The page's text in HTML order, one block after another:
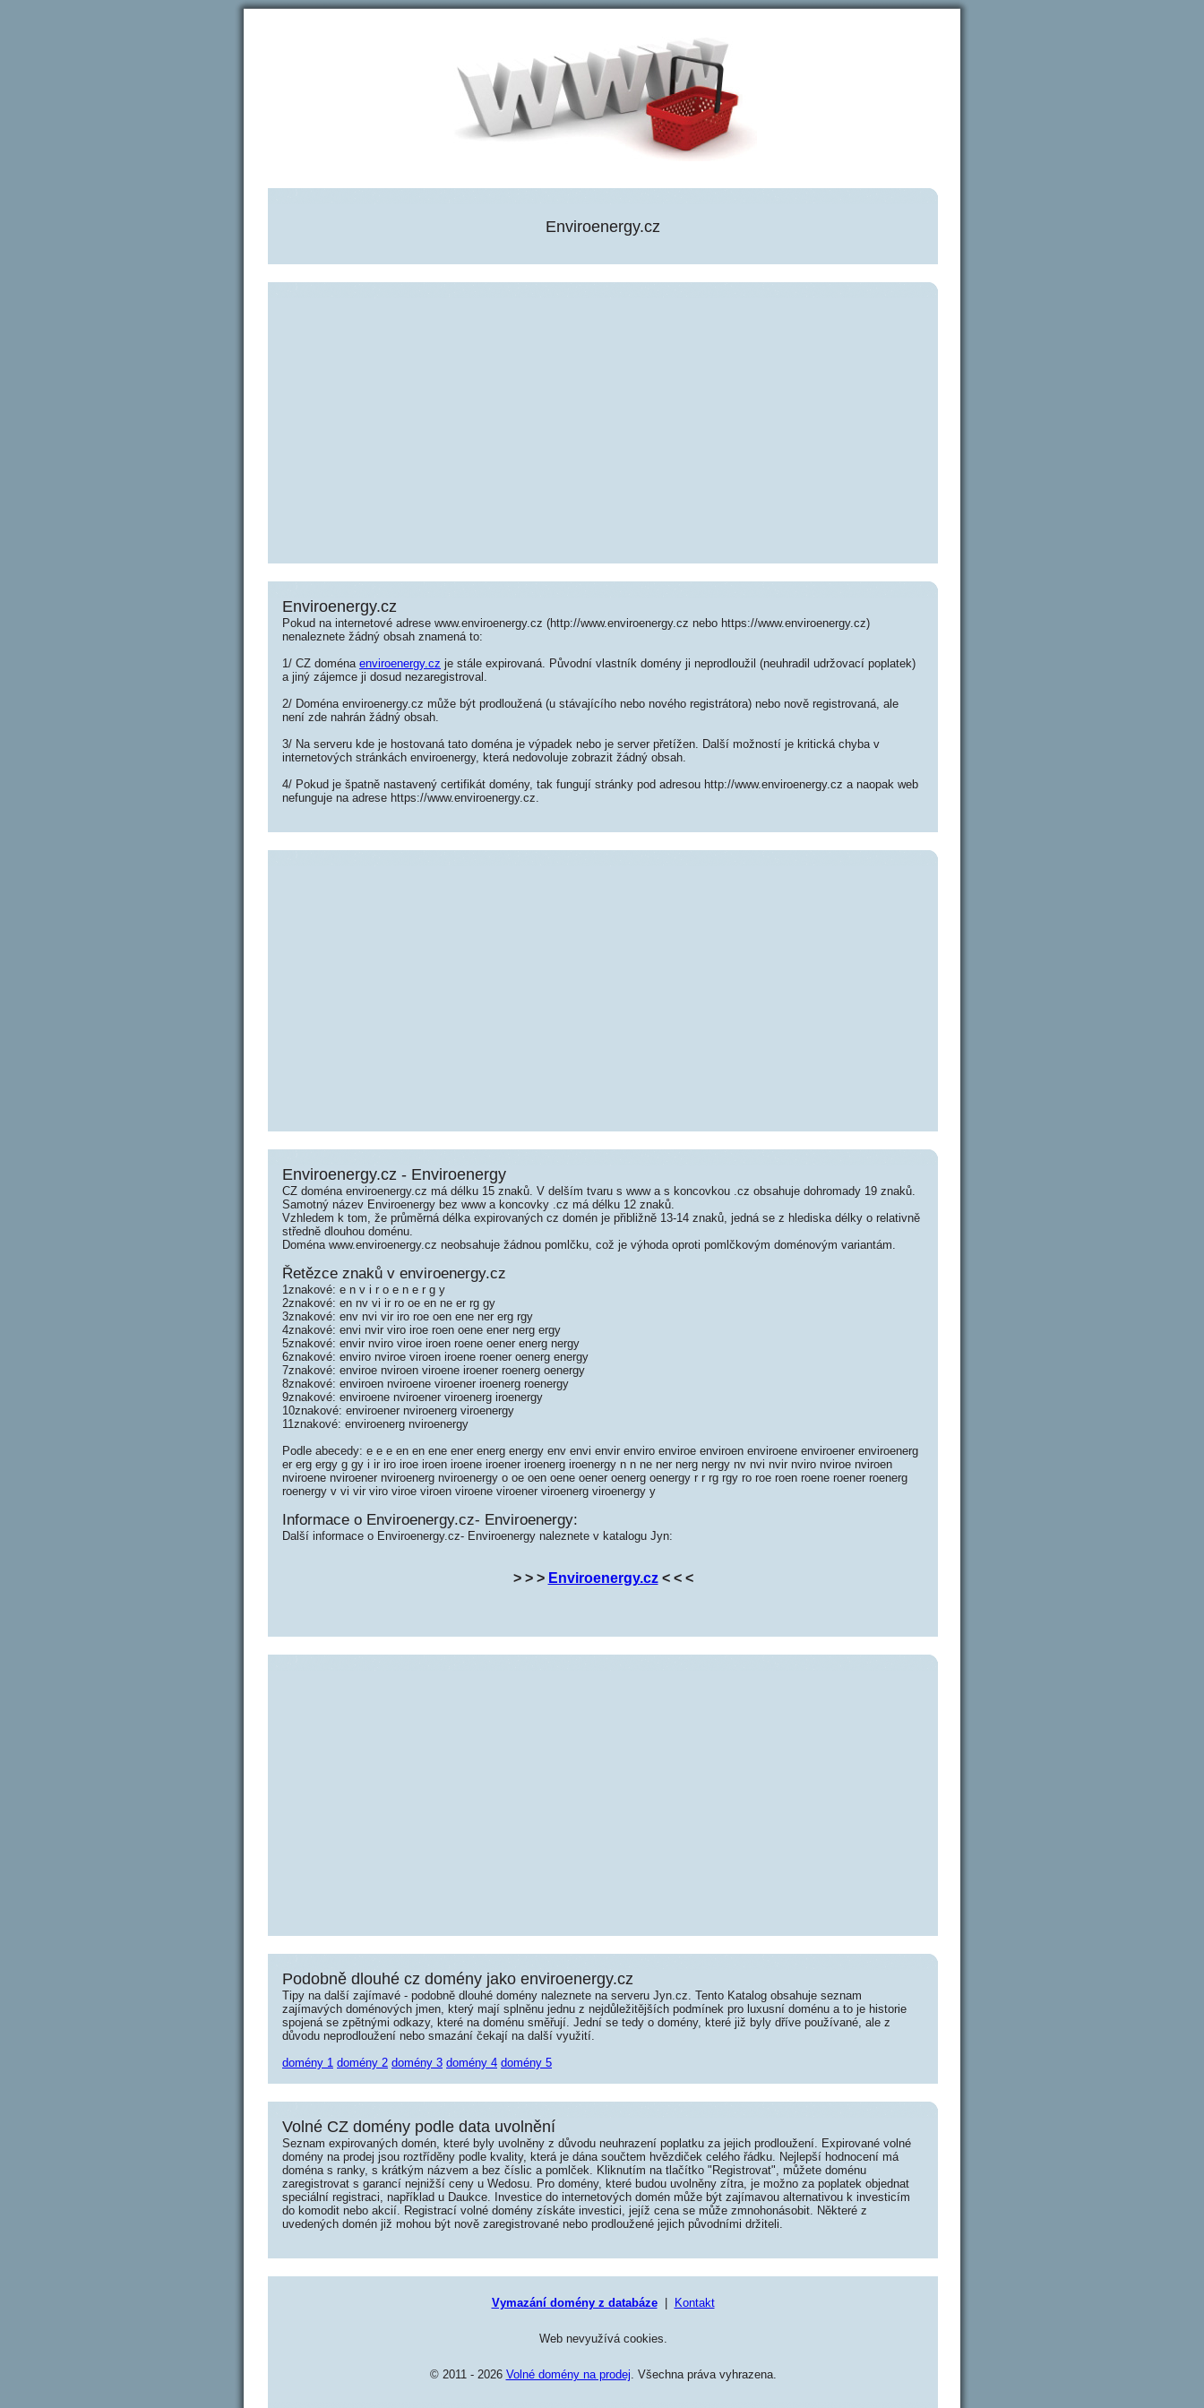
Enviroenergy.cz
Enviroenergy.cz
Pokud na internetové adrese www.enviroenergy.cz (http://www.enviroenergy.cz nebo https://www.enviroenergy.cz)
nenaleznete žádný obsah znamená to:
1/ CZ doména enviroenergy.cz je stále expirovaná. Původní vlastník domény ji neprodloužil (neuhradil udržovací poplatek)
a jiný zájemce ji dosud nezaregistroval.
2/ Doména enviroenergy.cz může být prodloužená (u stávajícího nebo nového registrátora) nebo nově registrovaná, ale
není zde nahrán žádný obsah.
3/ Na serveru kde je hostovaná tato doména je výpadek nebo je server přetížen. Další možností je kritická chyba v
internetových stránkách enviroenergy, která nedovoluje zobrazit žádný obsah.
4/ Pokud je špatně nastavený certifikát domény, tak fungují stránky pod adresou http://www.enviroenergy.cz a naopak web
nefunguje na adrese https://www.enviroenergy.cz.
Enviroenergy.cz - Enviroenergy
CZ doména enviroenergy.cz má délku 15 znaků. V delším tvaru s www a s koncovkou .cz obsahuje dohromady 19 znaků.
Samotný název Enviroenergy bez www a koncovky .cz má délku 12 znaků.
Vzhledem k tom, že průměrná délka expirovaných cz domén je přibližně 13-14 znaků, jedná se z hlediska délky o relativně
středně dlouhou doménu.
Doména www.enviroenergy.cz neobsahuje žádnou pomlčku, což je výhoda oproti pomlčkovým doménovým variantám.
Řetězce znaků v enviroenergy.cz
1znakové: e n v i r o e n e r g y
2znakové: en nv vi ir ro oe en ne er rg gy
3znakové: env nvi vir iro roe oen ene ner erg rgy
4znakové: envi nvir viro iroe roen oene ener nerg ergy
5znakové: envir nviro viroe iroen roene oener energ nergy
6znakové: enviro nviroe viroen iroene roener oenerg energy
7znakové: enviroe nviroen viroene iroener roenerg oenergy
8znakové: enviroen nviroene viroener iroenerg roenergy
9znakové: enviroene nviroener viroenerg iroenergy
10znakové: enviroener nviroenerg viroenergy
11znakové: enviroenerg nviroenergy
Podle abecedy: e e e en en ene ener energ energy env envi envir enviro enviroe enviroen enviroene enviroener enviroenerg
er erg ergy g gy i ir iro iroe iroen iroene iroener iroenerg iroenergy n n ne ner nerg nergy nv nvi nvir nviro nviroe nviroen
nviroene nviroener nviroenerg nviroenergy o oe oen oene oener oenerg oenergy r r rg rgy ro roe roen roene roener roenerg
roenergy v vi vir viro viroe viroen viroene viroener viroenerg viroenergy y
Informace o Enviroenergy.cz- Enviroenergy:
Další informace o Enviroenergy.cz- Enviroenergy naleznete v katalogu Jyn:
> > > Enviroenergy.cz< < <
Podobně dlouhé cz domény jako enviroenergy.cz
Tipy na další zajímavé - podobně dlouhé domény naleznete na serveru Jyn.cz. Tento Katalog obsahuje seznam
zajímavých doménových jmen, který mají splněnu jednu z nejdůležitějších podmínek pro luxusní doménu a to je historie
spojená se zpětnými odkazy, které na doménu směřují. Jední se tedy o domény, které již byly dříve používané, ale z
důvodu neprodloužení nebo smazání čekají na další využití.
domény 1 domény 2 domény 3 domény 4 domény 5
Volné CZ domény podle data uvolnění
Seznam expirovaných domén, které byly uvolněny z důvodu neuhrazení poplatku za jejich prodloužení. Expirované volné
domény na prodej jsou roztříděny podle kvality, která je dána součtem hvězdiček celého řádku. Nejlepší hodnocení má
doména s ranky, s krátkým názvem a bez číslic a pomlček. Kliknutím na tlačítko "Registrovat", můžete doménu
zaregistrovat s garancí nejnižší ceny u Wedosu. Pro domény, které budou uvolněny zítra, je možno za poplatek objednat
speciální registraci, například u Daukce. Investice do internetových domén může být zajímavou alternativou k investicím
do komodit nebo akcií. Registrací volné domény získáte investici, jejíž cena se může zmnohonásobit. Některé z
uvedených domén již mohou být nově zaregistrované nebo prodloužené jejich původními držiteli.
Vymazání domény z databáze| Kontakt
Web nevyužívá cookies.
© 2011 - 2026 Volné domény na prodej. Všechna práva vyhrazena.